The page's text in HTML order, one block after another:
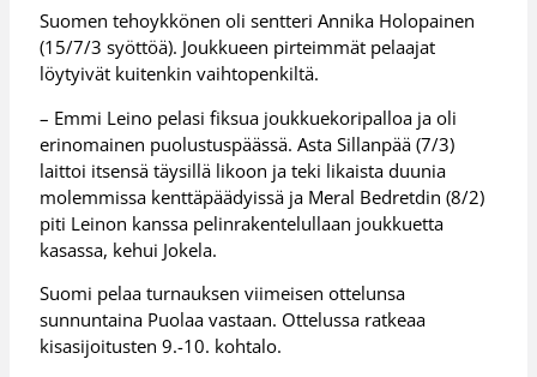
Suomen tehoykkönen oli sentteri Annika Holopainen
(15/7/3 syöttöä). Joukkueen pirteimmät pelaajat
löytyivät kuitenkin vaihtopenkiltä.
– Emmi Leino pelasi fiksua joukkuekoripalloa ja oli
erinomainen puolustuspäässä. Asta Sillanpää (7/3)
laittoi itsensä täysillä likoon ja teki likaista duunia
molemmissa kenttäpäädyissä ja Meral Bedretdin (8/2)
piti Leinon kanssa pelinrakentelullaan joukkuetta
kasassa, kehui Jokela.
Suomi pelaa turnauksen viimeisen ottelunsa
sunnuntaina Puolaa vastaan. Ottelussa ratkeaa
kisasijoitusten 9.-10. kohtalo.